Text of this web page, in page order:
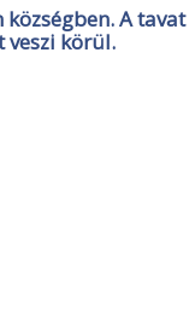
A tavat
veszi körül.